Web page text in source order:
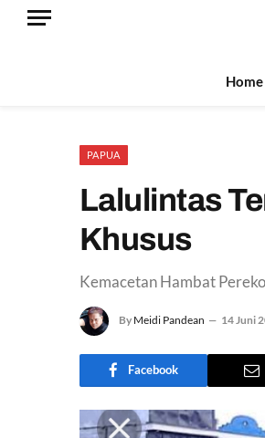
Home
PAPUA
Lalulintas
Khusus
Kemacetan Hambat
By Meidi Pandean 14 Juni
Facebook